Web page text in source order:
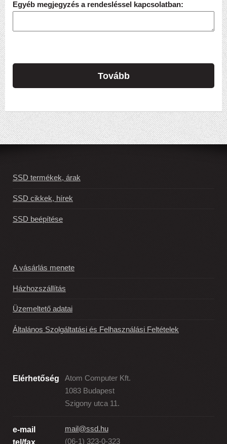
Egyéb megjegyzés a rendesléssel kapcsolatban:
Tovább
SSD termékek, árak
SSD cikkek, hírek
SSD beépítése
A vásárlás menete
Házhozszállítás
Üzemeltető adatai
Általános Szolgáltatási és Felhasználási Feltételek
Elérhetőség
Atom Computer Kft.
1083 Budapest
Szigony utca 11.
e-mail
tel/fax
mail@ssd.hu
(06-1) 323-0-323